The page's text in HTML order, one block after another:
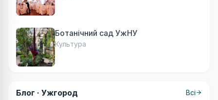
Ботанічний сад УжНУ
Культура
Блог · Ужгород Всі